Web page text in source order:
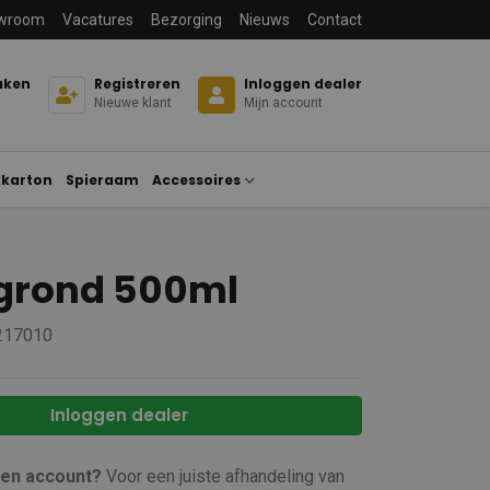
Vacatures Bezorging Nieuws Contact
Registreren
Nieuwe klant
Inloggen dealer
Mijn account
Spieraam Accessoires
500ml
Inloggen dealer
account? Voor een juiste afhandeling van